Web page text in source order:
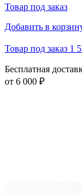
Товар под заказ
Добавить в
Товар под заказ 1
Бесплатная
от 6 000 ₽